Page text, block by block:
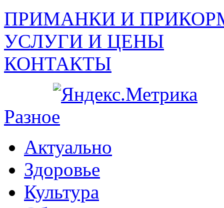
ПРИМАНКИ И
УСЛУГИ И ЦЕНЫ
КОНТАКТЫ
Разное
Актуально
Здоровье
Культура